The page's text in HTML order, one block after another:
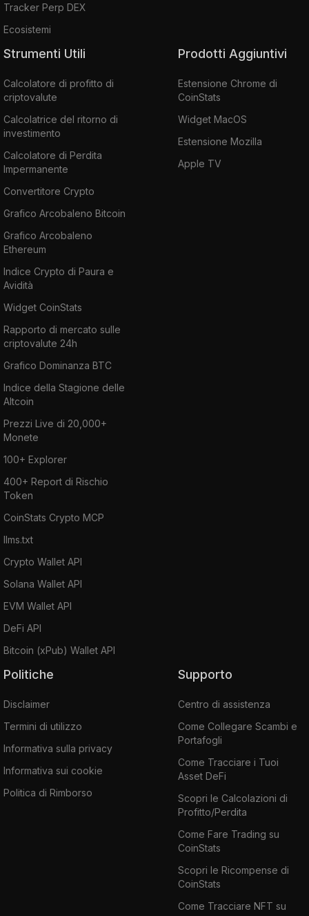
Tracker Perp DEX
Ecosistemi
Strumenti Utili
Calcolatore di profitto di
criptovalute
Calcolatrice del ritorno di
investimento
Calcolatore di Perdita
Impermanente
Convertitore Crypto
Grafico Arcobaleno Bitcoin
Grafico Arcobaleno
Ethereum
Indice Crypto di Paura e
Avidità
Widget CoinStats
Rapporto di mercato sulle
criptovalute 24h
Grafico Dominanza BTC
Indice della Stagione delle
Altcoin
Prezzi Live di 20,000+
Monete
100+ Explorer
400+ Report di Rischio
Token
CoinStats Crypto MCP
llms.txt
Crypto Wallet API
Solana Wallet API
EVM Wallet API
DeFi API
Bitcoin (xPub) Wallet API
Prodotti Aggiuntivi
Estensione Chrome di
CoinStats
Widget MacOS
Estensione Mozilla
Apple TV
Politiche
Disclaimer
Termini di utilizzo
Informativa sulla privacy
Informativa sui cookie
Politica di Rimborso
Supporto
Centro di assistenza
Come Collegare Scambi e
Portafogli
Come Tracciare i Tuoi
Asset DeFi
Scopri le Calcolazioni di
Profitto/Perdita
Come Fare Trading su
CoinStats
Scopri le Ricompense di
CoinStats
Come Tracciare NFT su